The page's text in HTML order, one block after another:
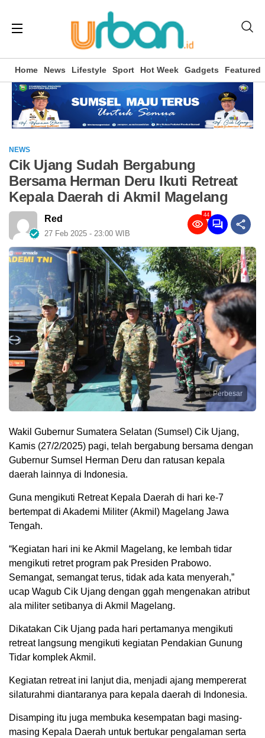
Home News Lifestyle Sport Hot Week Gadgets Featured
NEWS
Cik Ujang Sudah Bergabung
Bersama Herman Deru Ikuti Retreat
Kepala Daerah di Akmil Magelang
Red
27 Feb 2025 - 23:00 WIB
44
Perbesar
Wakil Gubernur Sumatera Selatan (Sumsel) Cik Ujang,
Kamis (27/2/2025) pagi, telah bergabung bersama dengan
Gubernur Sumsel Herman Deru dan ratusan kepala
daerah lainnya di Indonesia.
Guna mengikuti Retreat Kepala Daerah di hari ke-7
bertempat di Akademi Militer (Akmil) Magelang Jawa
Tengah.
“Kegiatan hari ini ke Akmil Magelang, ke lembah tidar
mengikuti retret program pak Presiden Prabowo.
Semangat, semangat terus, tidak ada kata menyerah,”
ucap Wagub Cik Ujang dengan ggah mengenakan atribut
ala militer setibanya di Akmil Magelang.
Dikatakan Cik Ujang pada hari pertamanya mengikuti
retreat langsung mengikuti kegiatan Pendakian Gunung
Tidar komplek Akmil.
Kegiatan retreat ini lanjut dia, menjadi ajang mempererat
silaturahmi diantaranya para kepala daerah di Indonesia.
Disamping itu juga membuka kesempatan bagi masing-
masing Kepala Daerah untuk bertukar pengalaman serta